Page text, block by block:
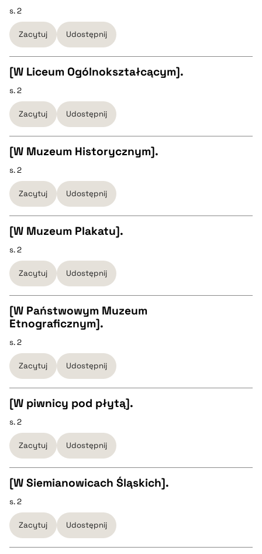
pobierz cytat
CZYSTY TEKST
pobierz cytat
BIBTEX
pobierz cytat
s. 2
Zacytuj Udostępnij
CZYSTY TEKST
pobierz cytat
BIBTEX
pobierz cytat
[W Liceum Ogólnokształcącym].
s. 2
Zacytuj Udostępnij
CZYSTY TEKST
pobierz cytat
BIBTEX
pobierz cytat
[W Muzeum Historycznym].
s. 2
Zacytuj Udostępnij
CZYSTY TEKST
pobierz cytat
BIBTEX
pobierz cytat
[W Muzeum Plakatu].
s. 2
Zacytuj Udostępnij
CZYSTY TEKST
pobierz cytat
BIBTEX
pobierz cytat
[W Państwowym Muzeum
Etnograficznym].
s. 2
Zacytuj Udostępnij
CZYSTY TEKST
pobierz cytat
BIBTEX
pobierz cytat
[W piwnicy pod płytą].
s. 2
Zacytuj Udostępnij
CZYSTY TEKST
pobierz cytat
[W Siemianowicach Śląskich].
s. 2
Zacytuj Udostępnij